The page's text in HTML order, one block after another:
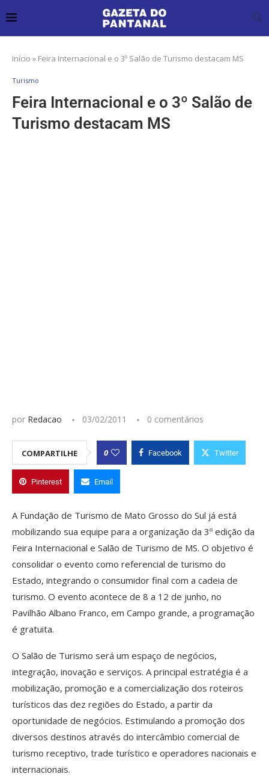
Início » Feira Internacional e o 3º Salão de Turismo destacam MS
Turismo
Feira Internacional e o 3º Salão de
Turismo destacam MS
por Redacao 03/02/2011 0 comentários
COMPARTILHE 0 Facebook Twitter
Pinterest Email
A Fundação de Turismo de Mato Grosso do Sul já está
mobilizando sua equipe para a organização da 3º edição da
Feira Internacional e Salão de Turismo de MS. O objetivo é
consolidar o evento como referencial de turismo do
Estado, integrando o consumidor final com a cadeia de
turismo. O evento acontece de 8 a 12 de junho, no
Pavilhão Albano Franco, em Campo grande, a programação
é gratuita.
O Salão de Turismo será um espaço de negócios,
integração, inovação e serviços. A principal estratégia é a
mobilização, promoção e a comercialização dos roteiros
turísticos das dez regiões do Estado, a partir da
oportunidade de negócios. Estimulando a promoção dos
diversos destinos através do intercâmbio comercial de
turismo receptivo, trade turístico e operadores nacionais e
internacionais.